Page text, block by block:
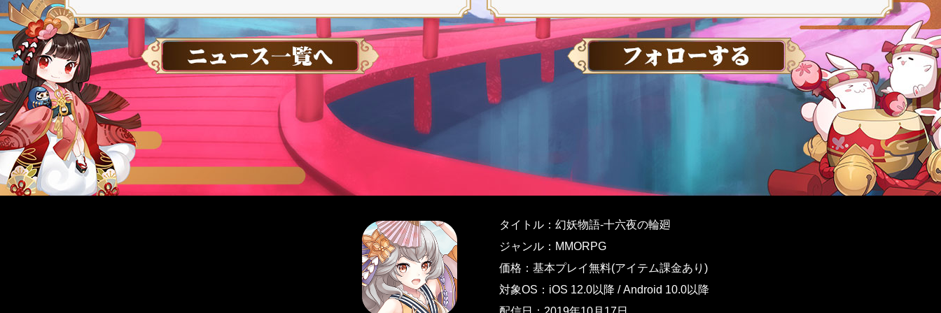
タイトル：幻妖物語-十六夜の輪廻
ジャンル：MMORPG
価格：基本プレイ無料(アイテム課金あり)
対象OS：iOS 12.0以降 / Android 10.0以降